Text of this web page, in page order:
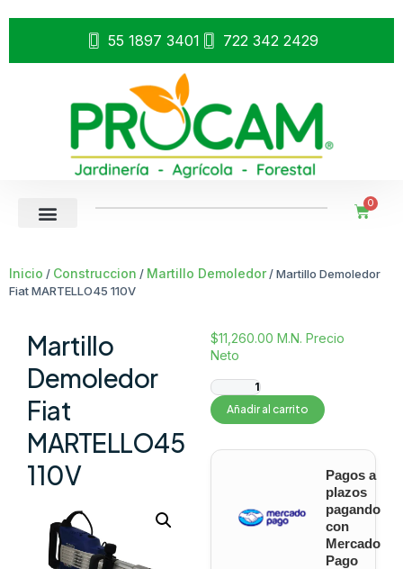
55 1897 3401 722 342 2429
0
Inicio / Construccion / Martillo Demoledor/ Martillo Demoledor
Fiat MARTELLO45 110V
Martillo
Demoledor
Fiat
MARTELLO45
110V
$11,260.00 M.N. Precio
Neto
Añadir al carrito
Pagos a
plazos
pagando
con
Mercado
Pago